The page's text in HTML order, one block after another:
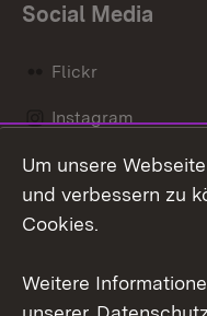
Social Media
Flickr
Instagram
Social Wall
Um unsere
und verbessern zu
Cookies.
Weitere